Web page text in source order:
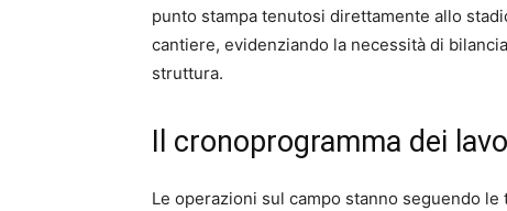
punto stampa tenutosi direttamente allo
cantiere, evidenziando la necessità di
struttura.
Il cronoprogramma dei
Le operazioni sul campo stanno seguendo